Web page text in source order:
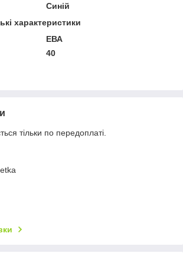
Синій
характеристики
ЕВА
40
тільки по передоплаті.